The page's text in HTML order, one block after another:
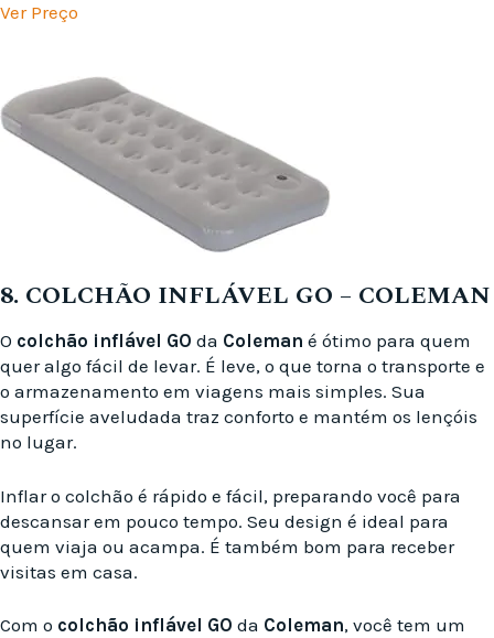
Ver Preço
8. COLCHÃO INFLÁVEL GO – COLEMAN
O colchão inflável GO da Coleman é ótimo para quem
quer algo fácil de levar. É leve, o que torna o transporte e
o armazenamento em viagens mais simples. Sua
superfície aveludada traz conforto e mantém os lençóis
no lugar.
Inflar o colchão é rápido e fácil, preparando você para
descansar em pouco tempo. Seu design é ideal para
quem viaja ou acampa. É também bom para receber
visitas em casa.
Com o colchão inflável GO da Coleman, você tem um